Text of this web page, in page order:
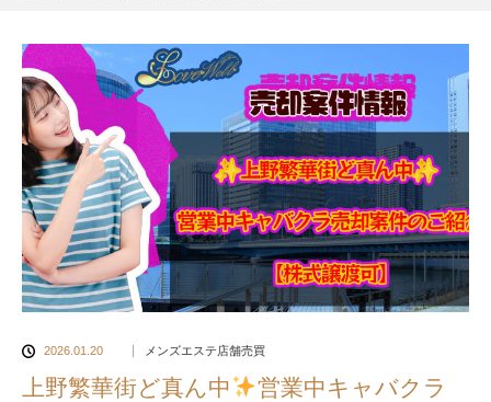
2026.01.20 メンズエステ店舗売買
上野繁華街ど真ん中
営業中キャバクラ